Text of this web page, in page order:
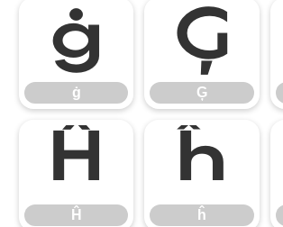
ġ
ġ
Ģ
Ģ
Ĥ
Ĥ
ĥ
ĥ